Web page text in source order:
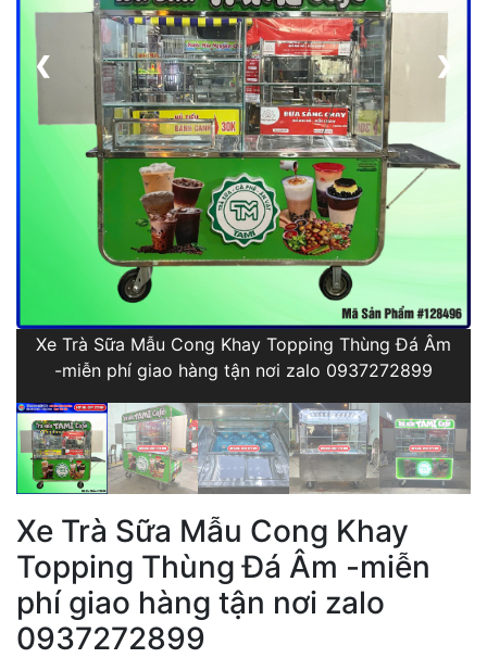
❮ ❯
Xe Trà Sữa Mẫu Cong Khay Topping Thùng Đá Âm
-miễn phí giao hàng tận nơi zalo 0937272899
Xe Trà Sữa Mẫu Cong Khay
Topping Thùng Đá Âm -miễn
phí giao hàng tận nơi zalo
0937272899